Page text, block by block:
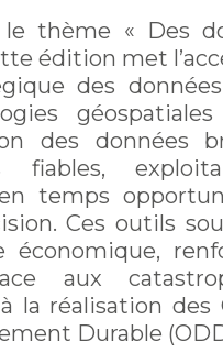
le thème « Des
édition met
des
des données
fiables,
temps
Ces outils
économique,
aux
la réalisation des
Durable